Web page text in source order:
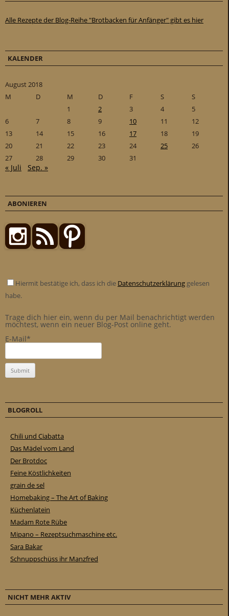
Alle Rezepte der Blog-Reihe "Brotbacken für Anfänger" gibt es hier
KALENDER
August 2018
M
D M D F S
S
1
2 3 4
5
6
7 8 9 10 11
12
13
14 15 16 17 18
19
20
21 22 23 24 25
26
27
28 29 30 31
« Juli Sep. »
ABONIEREN
Hiermit bestätige ich, dass ich die Datenschutzerklärung gelesen
habe.
Trage dich hier ein, wenn du per Mail benachrichtigt werden
möchtest, wenn ein neuer Blog-Post online geht.
E-Mail*
BLOGROLL
Chili und Ciabatta
Das Mädel vom Land
Der Brotdoc
Feine Köstlichkeiten
grain de sel
Homebaking – The Art of Baking
Küchenlatein
Madam Rote Rübe
Mipano – Rezeptsuchmaschine etc.
Sara Bakar
Schnuppschüss ihr Manzfred
NICHT MEHR AKTIV